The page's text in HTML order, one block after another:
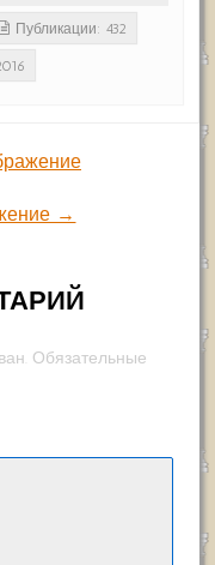
Публикации: 432
→
Обязательные